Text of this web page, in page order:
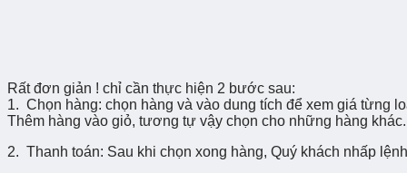
Rất đơn giản ! chỉ cần thực hiện 2 bước sau:
1. Chọn hàng: chọn hàng và vào dung tích để xem giá từng
Thêm hàng vào giỏ, tương tự vậy chọn cho những hàng khác.
2. Thanh toán: Sau khi chọn xong hàng, Quý khách nhấp lệnh